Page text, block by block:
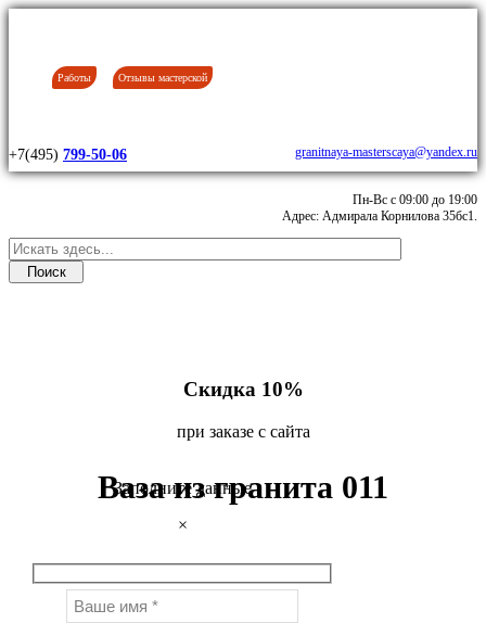
Работы Отзывы мастерской
+7(495) 799-50-06 granitnaya-masterscaya@yandex.ru
Пн-Вс с 09:00 до 19:00
Адрес: Адмирала Корнилова 35бс1.
Скидка 10%
при заказе с сайта
Ваза из гранита 011
Заполните данные
×